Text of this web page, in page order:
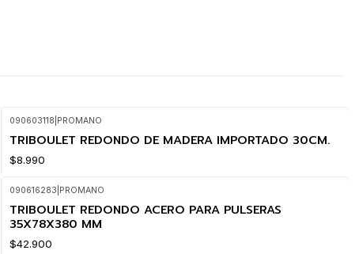
090603118 PROMANO
TRIBOULET REDONDO DE MADERA IMPORTADO 30CM.
$8.990
090616283 PROMANO
TRIBOULET REDONDO ACERO PARA PULSERAS
35X78X380 MM
$42.900